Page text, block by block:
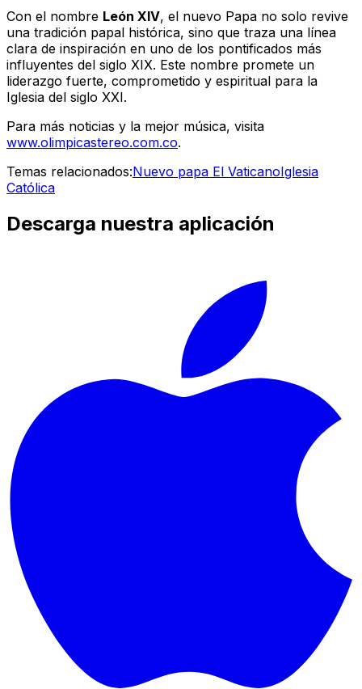
Con el nombre León XIV, el nuevo Papa no solo revive
una tradición papal histórica, sino que traza una línea
clara de inspiración en uno de los pontificados más
influyentes del siglo XIX. Este nombre promete un
liderazgo fuerte, comprometido y espiritual para la
Iglesia del siglo XXI.
Para más noticias y la mejor música, visita
www.olimpicastereo.com.co.
Temas relacionados:Nuevo papa El VaticanoIglesia
Católica
Descarga nuestra aplicación